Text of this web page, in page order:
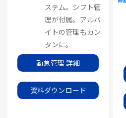
ステム。シフト管
理が付属。アルバ
イトの管理もカン
タンに。
勤怠管理 詳細
資料ダウンロード